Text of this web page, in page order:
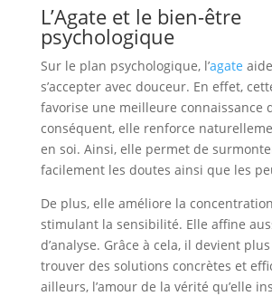
L’Agate et le bien-être
psychologique
Sur le plan psychologique, l’agate
s’accepter avec douceur. En effet,
favorise une meilleure connaissance
conséquent, elle renforce
en soi. Ainsi, elle permet de
facilement les doutes ainsi que les
De plus, elle améliore la
stimulant la sensibilité. Elle affine
d’analyse. Grâce à cela, il devient
trouver des solutions concrètes et
ailleurs, l’amour de la vérité qu’elle